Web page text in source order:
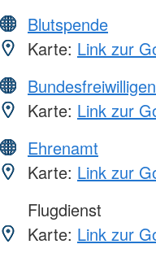
Blutspende
Karte: Link zur
Karte: Link zur
Ehrenamt
Karte: Link zur
Flugdienst
Karte: Link zur